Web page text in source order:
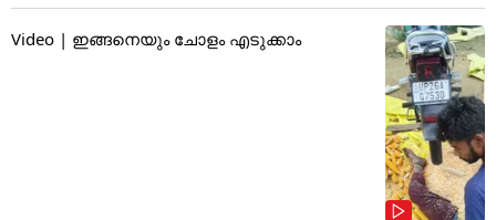
Video | ഇങ്ങനെയും ചോളം എടുക്കാം